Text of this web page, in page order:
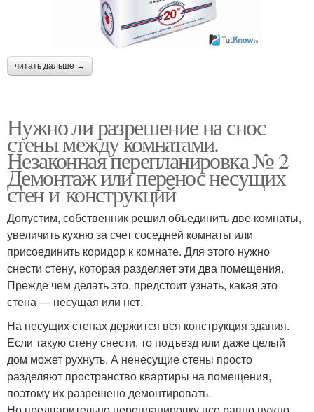
читать дальше →
Нужно ли разрешение на снос
стены между комнатами.
Незаконная перепланировка № 2
Демонтаж или перенос несущих
стен и конструкций
Допустим, собственник решил объединить две комнаты,
увеличить кухню за счет соседней комнаты или
присоединить коридор к комнате. Для этого нужно
снести стену, которая разделяет эти два помещения.
Прежде чем делать это, предстоит узнать, какая это
стена — несущая или нет.
На несущих стенах держится вся конструкция здания.
Если такую стену снести, то подъезд или даже целый
дом может рухнуть. А ненесущие стены просто
разделяют пространство квартиры на помещения,
поэтому их разрешено демонтировать.